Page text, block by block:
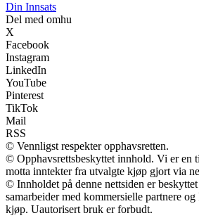
Din Innsats
Del med omhu
X
Facebook
Instagram
LinkedIn
YouTube
Pinterest
TikTok
Mail
RSS
© Vennligst respekter opphavsretten.
© Opphavsrettsbeskyttet innhold. Vi er en
motta inntekter fra utvalgte kjøp gjort via
© Innholdet på denne nettsiden er
samarbeider med kommersielle partnere
kjøp. Uautorisert bruk er forbudt.